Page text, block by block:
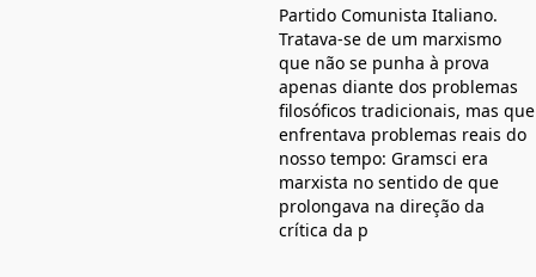
Partido Comunista Italiano.
Tratava-se de um marxismo
que não se punha à prova
apenas diante dos problemas
filosóficos tradicionais, mas que
enfrentava problemas reais do
nosso tempo: Gramsci era
marxista no sentido de que
prolongava na direção da
crítica da p